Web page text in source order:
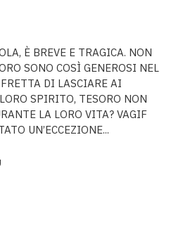
È BREVE E TRAGICA. NON
SONO COSÌ GENEROSI NEL
DI LASCIARE AI
SPIRITO, TESORO NON
LA LORO VITA? VAGIF
UN’ECCEZIONE...